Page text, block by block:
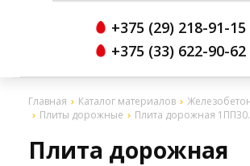
+375 (29) 218-91-15
+375 (33) 622-90-62
Главная Каталог материалов
Плиты дорожные
Плита дорожная
Плита дорожная